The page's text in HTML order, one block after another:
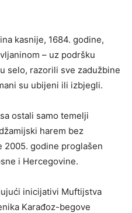
kasnije, 1684. godine,
– uz podršku
selo, razorili sve zadužbine
su ubijeni ili izbjegli.
ostali samo temelji
harem bez
2005. godine proglašen
i Hercegovine.
inicijativi Muftijstva
Karađoz-begove